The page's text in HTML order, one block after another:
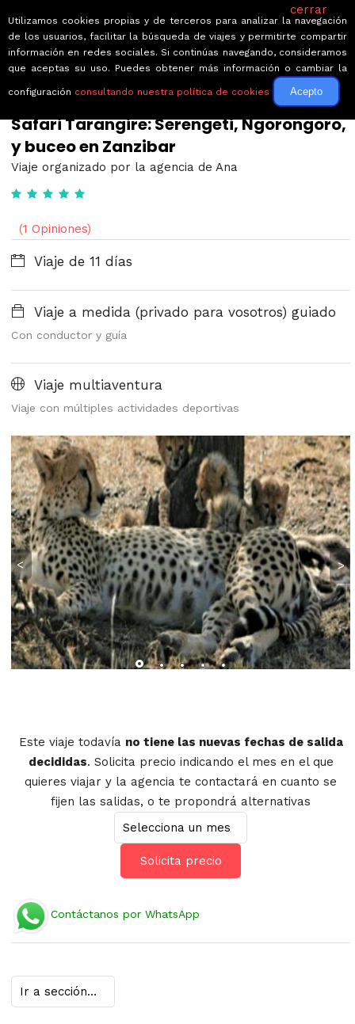
← Volver a Circuitos por Zanzibar
Safari Tarangire: Serengeti, Ngorongoro,
y buceo en Zanzibar
Viaje organizado por la agencia de Ana
(1 Opiniones)
Viaje de 11 días
Viaje a medida (privado para vosotros) guiado
Con conductor y guía
Viaje multiaventura
Viaje con múltiples actividades deportivas
< >
Este viaje todavía no tiene las nuevas fechas de salida
decididas. Solicita precio indicando el mes en el que
quieres viajar y la agencia te contactará en cuanto se
fijen las salidas, o te propondrá alternativas
Solicita precio
Contáctanos por WhatsApp
cerrar
Utilizamos cookies propias y de terceros para analizar la navegación
de los usuarios, facilitar la búsqueda de viajes y permitirte compartir
información en redes sociales. Si continúas navegando, consideramos
que aceptas su uso. Puedes obtener más información o cambiar la
configuración consultando nuestra política de cookies Acepto